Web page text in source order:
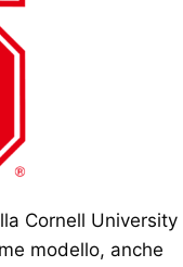
Cornell University
modello, anche